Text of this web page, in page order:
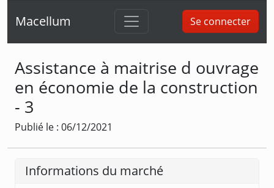
Macellum Se connecter
Assistance à maitrise d ouvrage
en économie de la construction
- 3
Publié le : 06/12/2021
Informations du marché